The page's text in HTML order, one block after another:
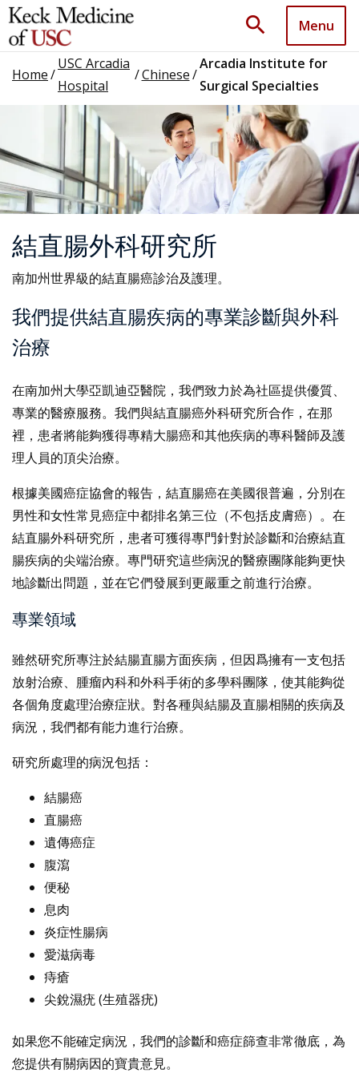
search Menu
Home/
USC Arcadia
Hospital
/Chinese/
Arcadia Institute for
Surgical Specialties
結直腸外科研究所
南加州世界級的結直腸癌診治及護理。
我們提供結直腸疾病的專業診斷與外科
治療
在南加州大學亞凱迪亞醫院，我們致力於為社區提供優質、
專業的醫療服務。我們與結直腸癌外科研究所合作，在那
裡，患者將能夠獲得專精大腸癌和其他疾病的專科醫師及護
理人員的頂尖治療。
根據美國癌症協會的報告，結直腸癌在美國很普遍，分別在
男性和女性常見癌症中都排名第三位（不包括皮膚癌）。在
結直腸外科研究所，患者可獲得專門針對於診斷和治療結直
腸疾病的尖端治療。專門研究這些病況的醫療團隊能夠更快
地診斷出問題，並在它們發展到更嚴重之前進行治療。
專業領域
雖然研究所專注於結腸直腸方面疾病，但因爲擁有一支包括
放射治療、腫瘤內科和外科手術的多學科團隊，使其能夠從
各個角度處理治療症狀。對各種與結腸及直腸相關的疾病及
病況，我們都有能力進行治療。
研究所處理的病況包括：​
結腸癌​​
直腸癌
遺傳癌症
腹瀉
便秘
息肉
炎症性腸病
愛滋病毒
痔瘡
尖銳濕疣 (生殖器疣)
如果您不能確定病況，我們的診斷和癌症篩查非常徹底，為
您提供有關病因的寶貴意見。